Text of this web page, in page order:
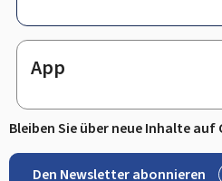
App
Bleiben Sie über neue Inhalte
Den Newsletter abonnieren